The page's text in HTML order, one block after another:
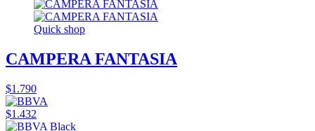
Quick shop
CAMPERA FANTASIA
$1.790
$1.432